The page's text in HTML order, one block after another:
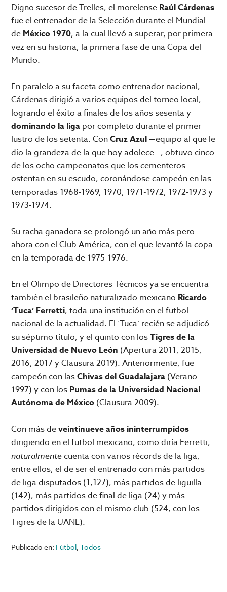
Digno sucesor de Trelles, el morelense Raúl Cárdenas
fue el entrenador de la Selección durante el Mundial
de México 1970, a la cual llevó a superar, por primera
vez en su historia, la primera fase de una Copa del
Mundo.
En paralelo a su faceta como entrenador nacional,
Cárdenas dirigió a varios equipos del torneo local,
logrando el éxito a finales de los años sesenta y
dominando la liga por completo durante el primer
lustro de los setenta. ConCruz Azul—equipo al que le
dio la grandeza de la que hoy adolece—, obtuvo cinco
de los ocho campeonatos que los cementeros
ostentan en su escudo, coronándose campeón en las
temporadas 1968-1969, 1970, 1971-1972, 1972-1973 y
1973-1974.
Su racha ganadora se prolongó un año más pero
ahora con el Club América, con el que levantó la copa
en la temporada de 1975-1976.
En el Olimpo de Directores Técnicos ya se encuentra
también el brasileño naturalizado mexicano Ricardo
‘Tuca’ Ferretti, toda una institución en el futbol
nacional de la actualidad. El ‘Tuca’ recién se adjudicó
su séptimo título, y el quinto con losTigres de la
Universidad de Nuevo León (Apertura 2011, 2015,
2016, 2017 y Clausura 2019). Anteriormente, fue
campeón con lasChivas del Guadalajara (Verano
1997) y con los Pumas de la Universidad Nacional
Autónoma de México (Clausura 2009).
Con más deveintinueve años ininterrumpidos
dirigiendo en el futbol mexicano, como diría Ferretti,
naturalmentecuenta con varios récords de la liga,
entre ellos, el de ser el entrenado con más partidos
de liga disputados (1,127), más partidos de liguilla
(142), más partidos de final de liga (24) y más
partidos dirigidos con el mismo club (524, con los
Tigres de la UANL).
Publicado en: Fútbol,Todos